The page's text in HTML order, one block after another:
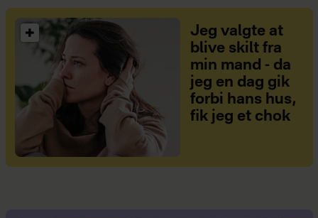
Jeg valgte at
blive skilt fra
min mand - da
jeg en dag gik
forbi hans hus,
fik jeg et chok